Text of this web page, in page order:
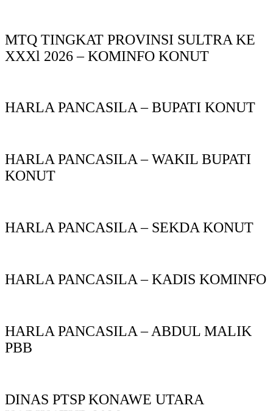
MTQ TINGKAT PROVINSI SULTRA KE
XXXl 2026 – KOMINFO KONUT
HARLA PANCASILA – BUPATI KONUT
HARLA PANCASILA – WAKIL BUPATI
KONUT
HARLA PANCASILA – SEKDA KONUT
HARLA PANCASILA – KADIS KOMINFO
HARLA PANCASILA – ABDUL MALIK
PBB
DINAS PTSP KONAWE UTARA